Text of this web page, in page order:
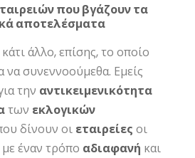
που βγάζουν τα
αποτελέσματα
άλλο, επίσης, το οποίο
να συνεννοούμεθα. Εμείς
την αντικειμενικότητα
των εκλογικών
δίνουν οι εταιρείες οι
με έναν τρόπο αδιαφανή και